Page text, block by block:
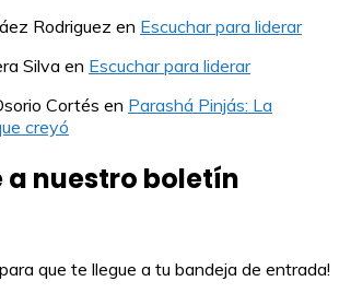
Rodriguez en Escuchar para liderar
Silva en Escuchar para liderar
Cortés en Parashá Pinjás: La
creyó
a nuestro boletín
que te llegue a tu bandeja de entrada!